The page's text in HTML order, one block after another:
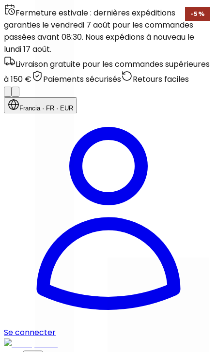
Fermeture estivale : dernières expéditions
garanties le vendredi 7 août pour les commandes
passées avant 08:30. Nous expédions à nouveau le
lundi 17 août.
Livraison gratuite pour les commandes supérieures
à 150 €
Paiements sécurisés Retours faciles
Francia· FR · EUR
Se connecter
-5 %